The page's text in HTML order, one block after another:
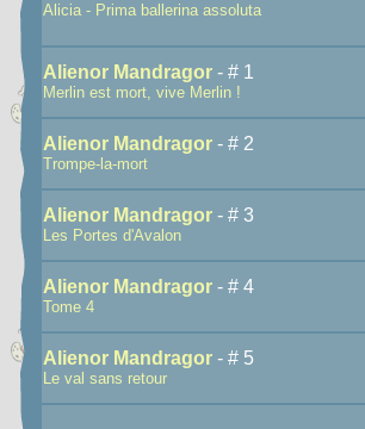
Alicia - Prima ballerina assoluta
Alienor Mandragor - # 1
Merlin est mort, vive Merlin !
Alienor Mandragor - # 2
Trompe-la-mort
Alienor Mandragor - # 3
Les Portes d'Avalon
Alienor Mandragor - # 4
Tome 4
Alienor Mandragor - # 5
Le val sans retour